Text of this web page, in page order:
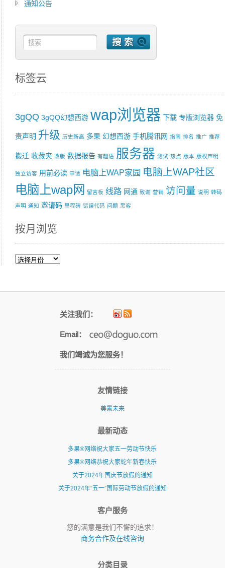
通知公告
标签云
3gQQ 3gQQ幻想西游 wap浏览器 下载 专版浏览器 免
责声明 升级 历史新高 多果 幻想西游 手机腾讯网 指南 排名 推广 推荐
搬迁 收藏夹 改版 数据报告 有趣语 服务器 测试 热点 版本 版权声明
独立访客 用前必读 申请 电脑上WAP家园 电脑上WAP社区
电脑上wap网 留言板 线路 网通 致谢 营销 访问量 说明 转码
声明 通知 邀请码 里程碑 错误代码 问题 黑客
按月浏览
按
览
关注我们：
Email：
我们竭诚为您服务！
友情链接
美景未来
最新动态
多果®网络祝大家五一劳动节快乐
多果®网络恭祝大家蛇年新春快乐
关于2024年国庆节放假的通知
关于2024年“五一”国际劳动节放假的通知
客户服务
您的满意是我们不懈的追求！
商务合作及在线咨询
分类目录